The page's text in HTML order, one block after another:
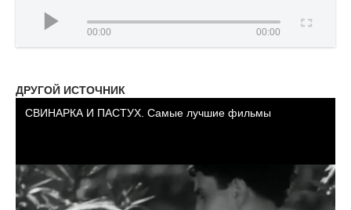
00:00 00:00
ДРУГОЙ ИСТОЧНИК